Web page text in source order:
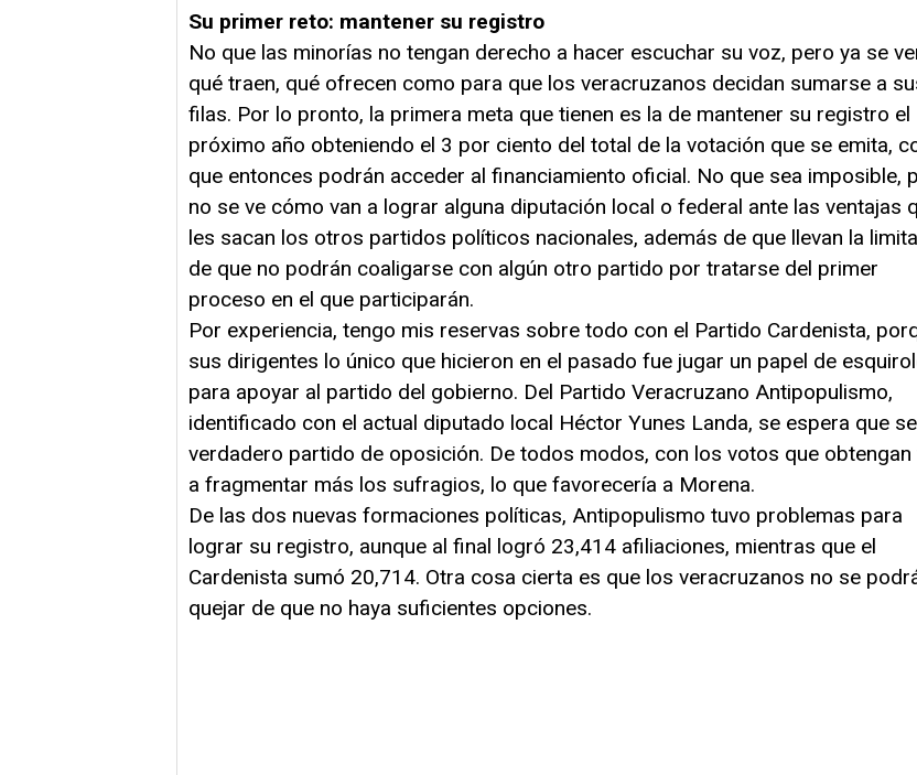
Su primer reto: mantener su registro
No que las minorías no tengan derecho a hacer escuchar su voz, pero ya se
qué traen, qué ofrecen como para que los veracruzanos decidan sumarse a
filas. Por lo pronto, la primera meta que tienen es la de mantener su registro el
próximo año obteniendo el 3 por ciento del total de la votación que se emita,
que entonces podrán acceder al financiamiento oficial. No que sea imposible,
no se ve cómo van a lograr alguna diputación local o federal ante las ventajas
les sacan los otros partidos políticos nacionales, además de que llevan la
de que no podrán coaligarse con algún otro partido por tratarse del primer
proceso en el que participarán.
Por experiencia, tengo mis reservas sobre todo con el Partido Cardenista,
sus dirigentes lo único que hicieron en el pasado fue jugar un papel de
para apoyar al partido del gobierno. Del Partido Veracruzano Antipopulismo,
identificado con el actual diputado local Héctor Yunes Landa, se espera que
verdadero partido de oposición. De todos modos, con los votos que obtengan
a fragmentar más los sufragios, lo que favorecería a Morena.
De las dos nuevas formaciones políticas, Antipopulismo tuvo problemas para
lograr su registro, aunque al final logró 23,414 afiliaciones, mientras que el
Cardenista sumó 20,714. Otra cosa cierta es que los veracruzanos no se
quejar de que no haya suficientes opciones.